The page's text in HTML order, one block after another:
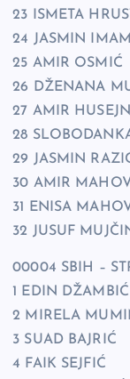
23 ISMETA
24 JASMIN
25 AMIR OSMIĆ
26 DŽENANA
27 AMIR
28
29 JASMIN
30 AMIR
31 ENISA
32 JUSUF
00004 SBIH –
1 EDIN DŽAMBIĆ
2 MIRELA
3 SUAD BAJRIĆ
4 FAIK SEJFIĆ